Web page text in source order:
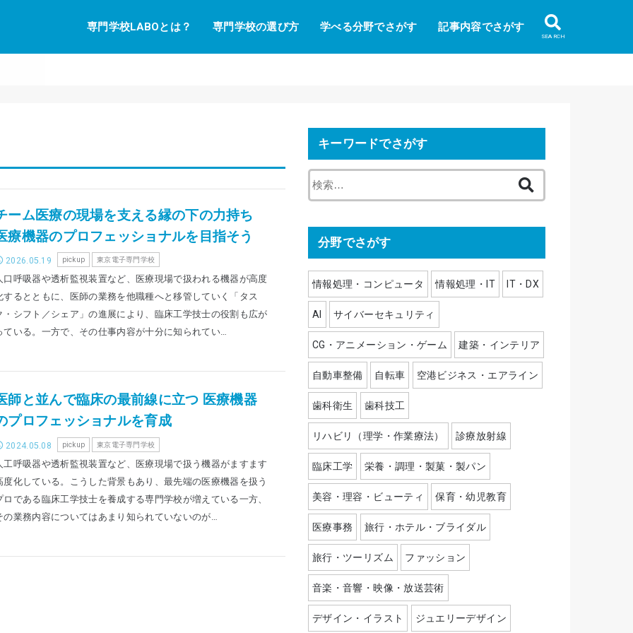
専門学校LABOとは？ 専門学校の選び方 学べる分野でさがす 記事内容でさがす
SEARCH
ーム医療の現場を支える縁の下の力持ち
療機器のプロフェッショナルを目指そう
2026.05.19 pickup 東京電子専門学校
口呼吸器や透析監視装置など、医療現場で扱われる機器が高度
するとともに、医師の業務を他職種へと移管していく「タス
・シフト／シェア」の進展により、臨床工学技士の役割も広が
ている。一方で、その仕事内容が十分に知られてい…
師と並んで臨床の最前線に立つ 医療機器
プロフェッショナルを育成
2024.05.08 pickup 東京電子専門学校
工呼吸器や透析監視装置など、医療現場で扱う機器がますます
度化している。こうした背景もあり、最先端の医療機器を扱う
ロである臨床工学技士を養成する専門学校が増えている一方、
の業務内容についてはあまり知られていないのが…
キーワードでさがす
索
分野でさがす
情報処理・コンピュータ 情報処理・IT IT・DX
AI サイバーセキュリティ
CG・アニメーション・ゲーム 建築・インテリア
自動車整備 自転車 空港ビジネス・エアライン
歯科衛生 歯科技工
リハビリ（理学・作業療法） 診療放射線
臨床工学 栄養・調理・製菓・製パン
美容・理容・ビューティ 保育・幼児教育
医療事務 旅行・ホテル・ブライダル
旅行・ツーリズム ファッション
音楽・音響・映像・放送芸術
デザイン・イラスト ジュエリーデザイン